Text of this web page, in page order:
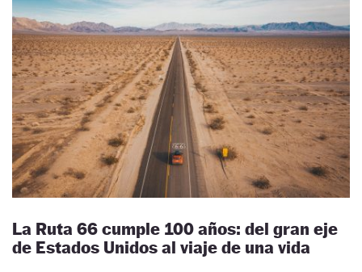
La Ruta 66 cumple 100 años: del gran eje
de Estados Unidos al viaje de una vida